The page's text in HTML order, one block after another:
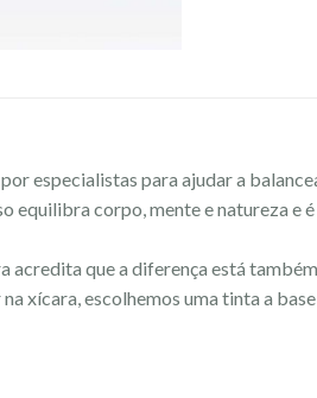
especialistas para ajudar a
equilibra corpo, mente e natureza e
acredita que a diferença está
xícara, escolhemos uma tinta a